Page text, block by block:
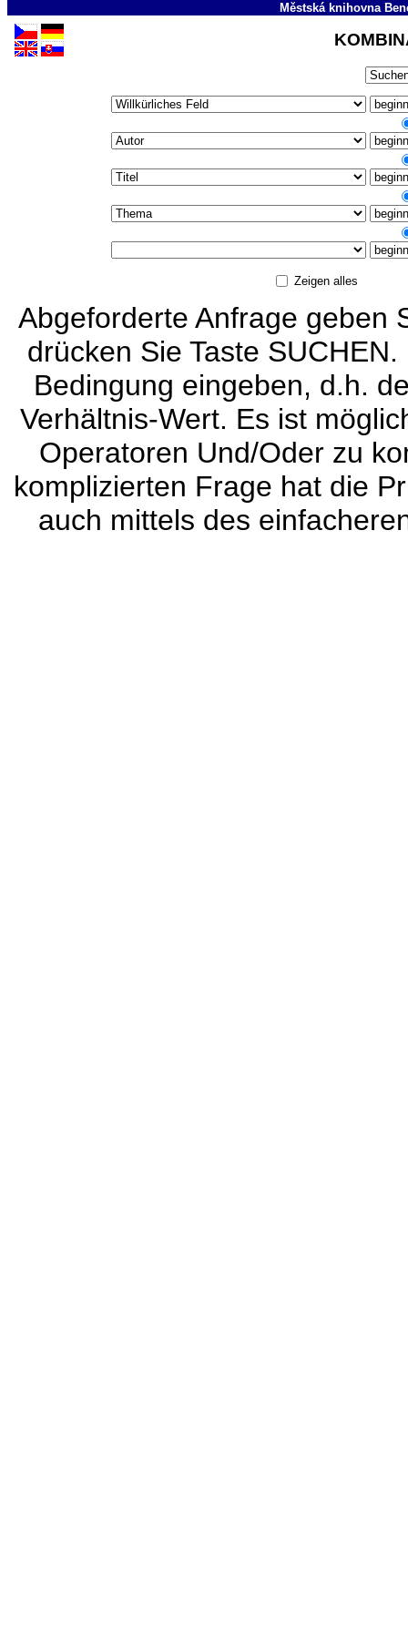
Městská knihovna
Zeigen alles
Abgeforderte Anfrage geben
drücken Sie Taste
Bedingung eingeben, d.h.
Verhältnis-Wert. Es ist
Operatoren Und/Oder zu
komplizierten Frage hat die
auch mittels des